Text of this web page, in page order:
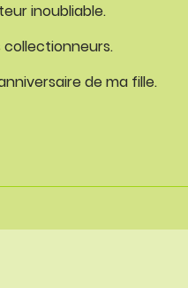
inoubliable.
de ma fille.